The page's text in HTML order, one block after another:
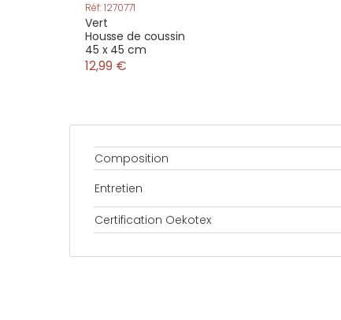
Réf: 1270771
Vert
Housse de coussin
45 x 45 cm
12,99 €
Composition
Entretien
Certification Oekotex